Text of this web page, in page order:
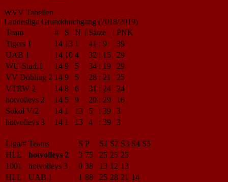
WVV Tabellen
Landesliga Grunddurchgang (2018/2019)
Team
# S N | Sätze | PNK
Tigers 1
14 13 1 41 : 9
39
UAB 1
14 10 4 32 : 15
29
WU-Stud.1
14 9 5 34 : 19
29
VV Döbling 2 14 9 5 28 : 21
25
VTRW 2
14 8 6 31 : 24
24
hotvolleys 2
14 5 9 20 : 29
16
Sokol V/2
14 1 13 5 : 39
3
hotvolleys 3
14 1 13 4 : 39 3
Liga/# Teams S P S1 S2 S3 S4 S5
HLL
hotvolleys 2 3 75 25 25 25
1001
hotvolleys 3 0 38 13 12 13
HLL
UAB 1 1 88 25 28 21 14